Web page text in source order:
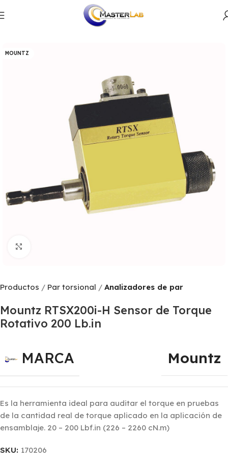
Par torsional Analizadores de par
MOUNTZ
Productos Par torsional Analizadores de par
Mountz RTSX200i-H Sensor de Torque
Rotativo 200 Lb.in
MARCA Mountz
Es la herramienta ideal para auditar el torque en pruebas
de la cantidad real de torque aplicado en la aplicación de
ensamblaje. 20 – 200 Lbf.in (226 – 2260 cN.m)
SKU: 170206